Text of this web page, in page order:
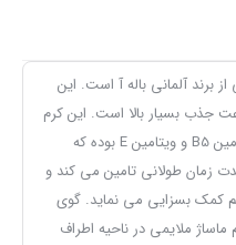
برند آلمانی باله آ است. این
جذب بسیار بالا است. این کرم
دور چشم حاوی جلبک دریایی، پرو ویتامین B5 و ویتامین E بوده که
زمان طولانی تامین می کند و
کمک بسزایی می نماید. گوی
ملایمی در ناحیه اطراف